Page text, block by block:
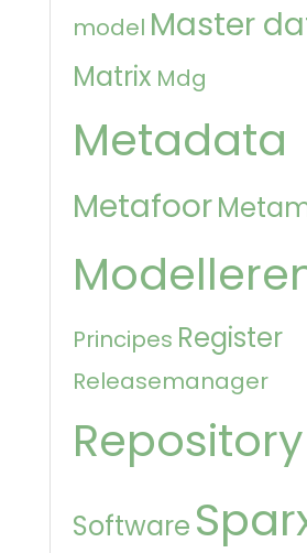
model Master
Matrix Mdg
Metadata
Metafoor
Principes Register
Releasemanager
Repository
Software